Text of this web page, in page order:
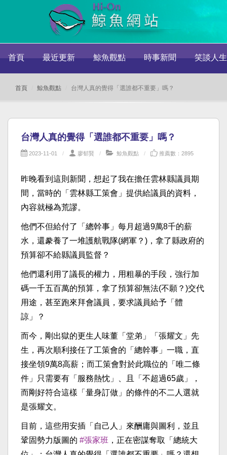
首頁 最近更新 鯨魚觀點 時事新聞 笑談人生
首頁 鯨魚觀點 台灣人真的覺得「選誰都不重要」嗎？
台灣人真的覺得「選誰都不重要」嗎？
2023-11-01 廖郁賢 鯨魚觀點 推薦數：2895
昨晚看到這則新聞，想起了我在擔任雲林縣議員期
間，當時的「雲林縣工策會」提供給議員的資料，
內容就極為荒謬。
他們不但給付了「總幹事」每月超過9萬8千的薪
水，還豢養了一堆護航戰隊(網軍？)，拿了縣政府的
預算卻不給縣議員監督？
他們還利用了議長的權力，用粗暴的手段，強行加
碼一千五百萬的預算，拿了預算卻無法(不願？)交代
用途，甚至跑來拜會議員，要求議員給予「體
諒」？
而今，剛出獄的更生人味董「堂弟」「張耀文」先
生，再次順利接任了工策會的「總幹事」一職，直
接坐領9萬8高薪；而工策會對於此職位的「唯二條
件」只需要有「服務熱忱」、且「不超過65歲」，
而剛好符合這樣「量身訂做」的條件的不二人選就
是張耀文。
目前，這些用安插「自己人」來酬庸與圖利，並且
鞏固勢力版圖的 #張家班 ，正在密謀奪取「總統大